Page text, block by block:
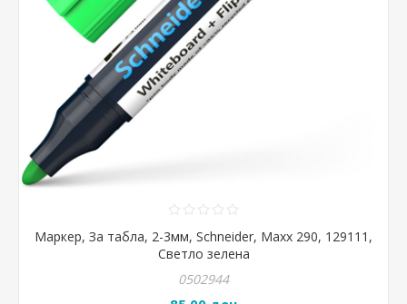
Маркер, За табла, 2-3мм, Schneider, Maxx 290, 129111,
Светло зелена
0502944